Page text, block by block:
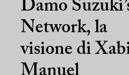
Damo
Network, la
visione di